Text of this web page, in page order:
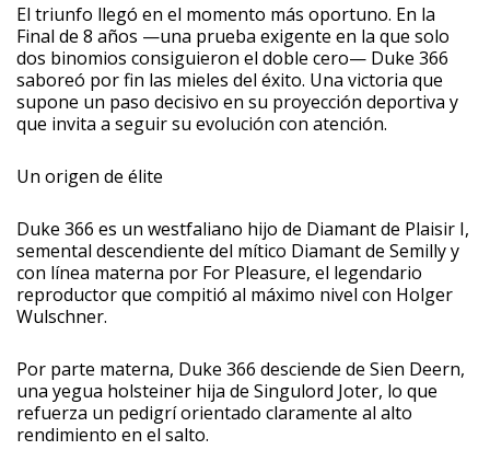
El triunfo llegó en el momento más oportuno. En la
Final de 8 años —una prueba exigente en la que solo
dos binomios consiguieron el doble cero— Duke 366
saboreó por fin las mieles del éxito. Una victoria que
supone un paso decisivo en su proyección deportiva y
que invita a seguir su evolución con atención.
Un origen de élite
Duke 366 es un westfaliano hijo de Diamant de Plaisir I,
semental descendiente del mítico Diamant de Semilly y
con línea materna por For Pleasure, el legendario
reproductor que compitió al máximo nivel con Holger
Wulschner.
Por parte materna, Duke 366 desciende de Sien Deern,
una yegua holsteiner hija de Singulord Joter, lo que
refuerza un pedigrí orientado claramente al alto
rendimiento en el salto.